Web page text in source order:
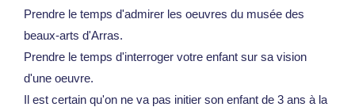
Prendre le temps d'admirer les oeuvres du musée des
beaux-arts d'Arras.
Prendre le temps d'interroger votre enfant sur sa vision
d'une oeuvre.
Il est certain qu'on ne va pas initier son enfant de 3 ans à la